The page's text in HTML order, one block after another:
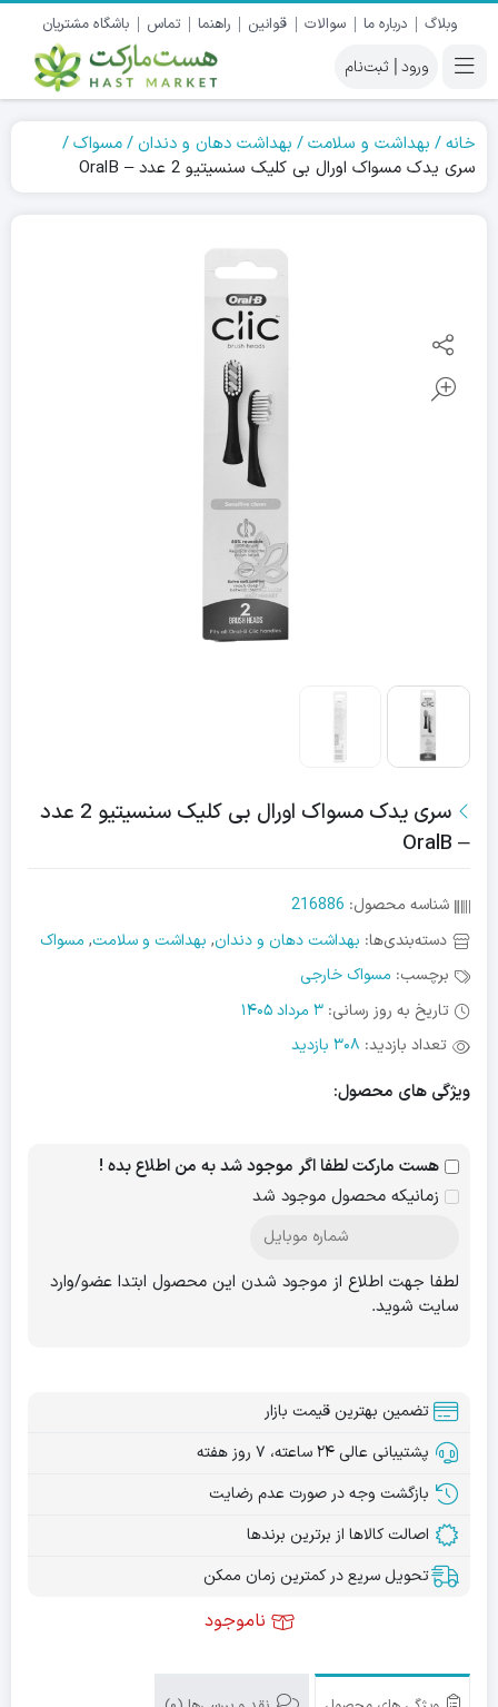
وبلاگ درباره ما سوالات قوانین راهنما تماس باشگاه مشتریان
|
خانه بهداشت و سلامت بهداشت دهان و دندان
مسواک
سری یدک مسواک اورال بی کلیک سنسیتیو 2 عدد – OralB
سری یدک مسواک اورال بی کلیک سنسیتیو 2 عدد
– OralB
شناسه محصول: 216886
دسته‌بندی‌ها: بهداشت دهان و دندان, بهداشت و سلامت, مسواک
برچسب: مسواک خارجی
تاریخ به روز رسانی: 3 مرداد 1405
تعداد بازدید: 308 بازدید
ویژگی های محصول:
هست مارکت لطفا اگر موجود شد به من اطلاع بده !
زمانیکه محصول موجود شد
لطفا جهت اطلاع از موجود شدن این محصول ابتدا عضو/وارد
سایت شوید.
تضمین بهترین قیمت بازار
پشتیبانی عالی ۲۴ ساعته، ۷ روز هفته
بازگشت وجه در صورت عدم رضایت
اصالت کالاها از برترین برندها
تحویل سریع در کمترین زمان ممکن
ناموجود